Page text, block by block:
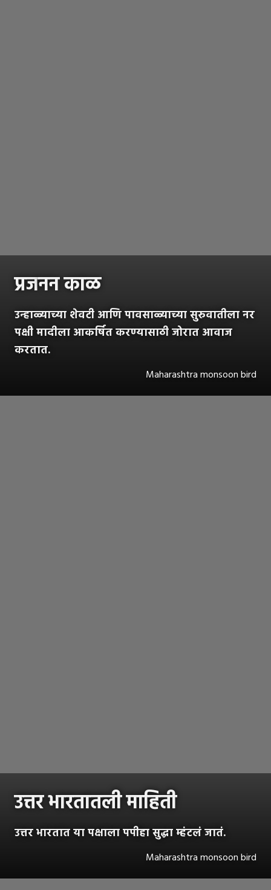
प्रजनन काळ
उन्हाळ्याच्या शेवटी आणि पावसाळ्याच्या सुरुवातीला नर
पक्षी मादीला आकर्षित करण्यासाठी जोरात आवाज
करतात.
Maharashtra monsoon bird
उत्तर भारतातली माहिती
उत्तर भारतात या पक्षाला पपीहा सुद्धा म्हंटलं जातं.
Maharashtra monsoon bird